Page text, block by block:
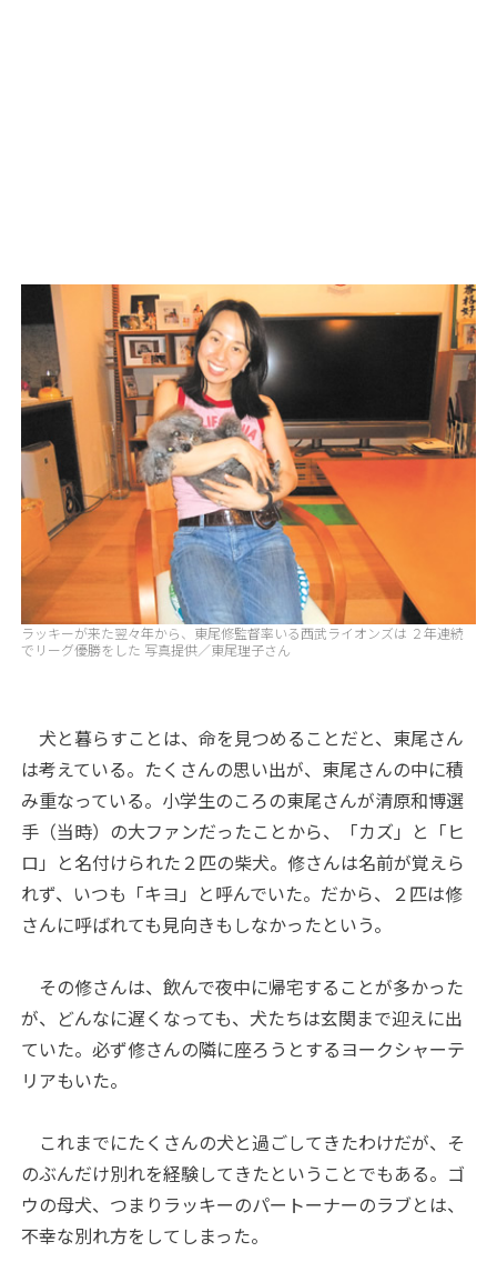
ラッキーが来た翌々年から、東尾修監督率いる西武ライオンズは ２年連続
でリーグ優勝をした 写真提供／東尾理子さん
犬と暮らすことは、命を見つめることだと、東尾さん
は考えている。たくさんの思い出が、東尾さんの中に積
み重なっている。小学生のころの東尾さんが清原和博選
手（当時）の大ファンだったことから、「カズ」と「ヒ
ロ」と名付けられた２匹の柴犬。修さんは名前が覚えら
れず、いつも「キヨ」と呼んでいた。だから、２匹は修
さんに呼ばれても見向きもしなかったという。
その修さんは、飲んで夜中に帰宅することが多かった
が、どんなに遅くなっても、犬たちは玄関まで迎えに出
ていた。必ず修さんの隣に座ろうとするヨークシャーテ
リアもいた。
これまでにたくさんの犬と過ごしてきたわけだが、そ
のぶんだけ別れを経験してきたということでもある。ゴ
ウの母犬、つまりラッキーのパートーナーのラブとは、
不幸な別れ方をしてしまった。